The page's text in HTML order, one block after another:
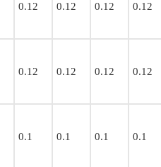
0.12 0.12 0.12 0.12
0.12 0.12 0.12 0.12
0.1 0.1 0.1 0.1